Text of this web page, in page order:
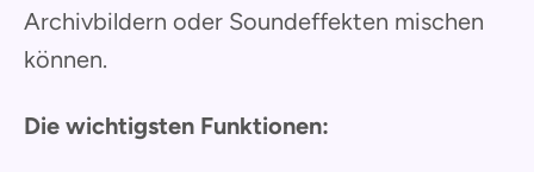
Archivbildern oder Soundeffekten mischen
können.
Die wichtigsten Funktionen: